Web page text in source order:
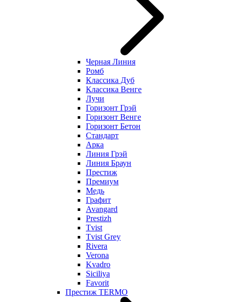
Черная Линия
Ромб
Классика Дуб
Классика Венге
Лучи
Горизонт Грэй
Горизонт Венге
Горизонт Бетон
Стандарт
Арка
Линия Грэй
Линия Браун
Престиж
Премиум
Медь
Графит
Avangard
Prestizh
Tvist
Tvist Grey
Rivera
Verona
Kvadro
Siciliya
Favorit
Престиж TERMO